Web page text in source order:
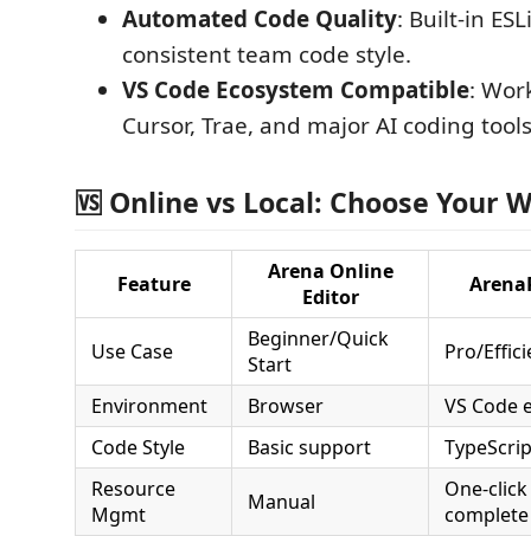
Automated Code Quality: Built-in
consistent team code style.
VS Code Ecosystem Compatible:
Cursor, Trae, and major AI coding
🆚 Online vs Local: Choose Your
Feature
Arena Online
Editor
Use Case
Beginner/Quick
Start
Pro/
Environment Browser
VS Code
Code Style
Basic support
Resource
Mgmt
Manual
One-
complete